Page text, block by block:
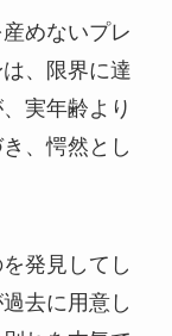
めないプレ
、限界に達
実年齢より
、愕然とし
発見してし
去に用意し